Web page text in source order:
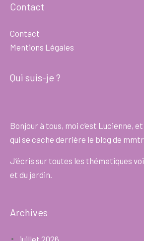
Contact
Contact
Mentions Légales
Qui suis-je ?
Bonjour à tous, moi c’est Lucienne,
qui se cache derrière le blog de
J’écris sur toutes les thématiques
et du jardin.
Archives
juillet 2026